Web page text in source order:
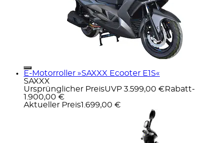
E-Motorroller »SAXXX Ecooter E1S«
SAXXX
Ursprünglicher PreisUVP 3.599,00 € Rabatt-
1.900,00 €
Aktueller Preis1.699,00 €